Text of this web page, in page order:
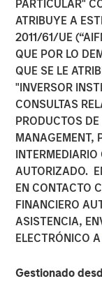
PARTICULAR"
ATRIBUYE A
2011/61/UE
QUE POR LO
QUE SE LE
"INVERSOR
CONSULTAS
PRODUCTOS
MANAGEMENT,
AUTORIZADO.
EN CONTACTO
FINANCIERO
ASISTENCIA,
ELECTRÓNICO A
Gestionado
101
24 FEBRERO
NEW YORK –
Investment
Partners
team within
leading provider